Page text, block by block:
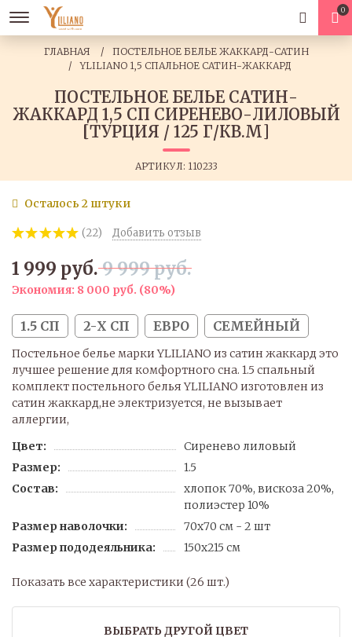
0
ГЛАВНАЯ
ПОСТЕЛЬНОЕ БЕЛЬЕ ЖАККАРД-САТИН
YLILIANO 1,5 СПАЛЬНОЕ САТИН-ЖАККАРД
ПОСТЕЛЬНОЕ БЕЛЬЕ САТИН-
ЖАККАРД 1,5 СП СИРЕНЕВО-ЛИЛОВЫЙ
[ТУРЦИЯ / 125 Г/КВ.М]
АРТИКУЛ: 110233
Осталось 2 штуки
(22) Добавить отзыв
1 999 руб.9 999 руб.
Экономия: 8 000 руб. (80%)
1.5 СП 2-Х СП ЕВРО СЕМЕЙНЫЙ
Постельное белье марки YLILIANO из сатин жаккард это
лучшее решение для комфортного сна. 1.5 спальный
комплект постельного белья YLILIANO изготовлен из
сатин жаккард,не электризуется, не вызывает
аллергии,
Цвет:
Сиренево лиловый
Размер:
1.5
Состав:
хлопок 70%, вискоза 20%,
полиэстер 10%
Размер наволочки:
70х70 см - 2 шт
Размер пододеяльника:
150х215 см
Показать все характеристики (26 шт.)
ВЫБРАТЬ ДРУГОЙ ЦВЕТ